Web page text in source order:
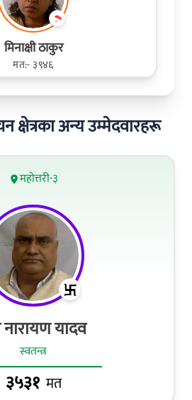
मिनाक्षी ठाकुर
मत:- ३९४६
क्षेत्रका अन्य उम्मेदवारहरू
महोत्तरी-३
नारायण यादव
स्वतन्त्र
३५३१ मत